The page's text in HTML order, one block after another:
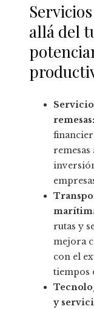
allá del
remesas:
remesas
rutas y
mejora
con el
tiempos
y